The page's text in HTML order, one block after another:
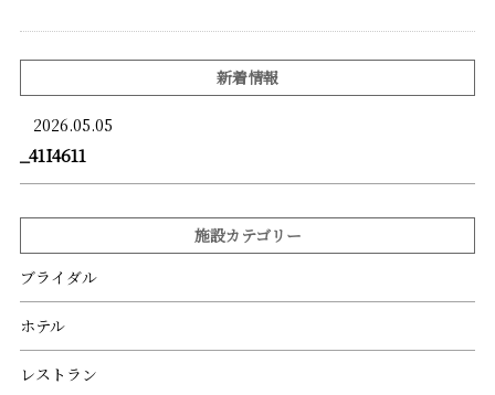
新着情報
2026.05.05
_41I4611
施設カテゴリー
ブライダル
ホテル
レストラン